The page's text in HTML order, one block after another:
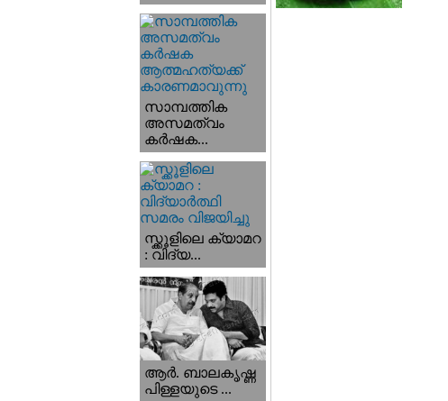
സാമ്പത്തിക
അസമത്വം
കര്‍ഷക...
സ്ക്കൂളിലെ ക്യാമറ
: വിദ്യ...
ആര്‍. ബാലകൃഷ്ണ
പിള്ളയുടെ ...